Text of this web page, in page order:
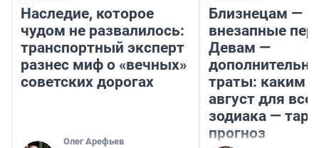
Наследие, которое
чудом не развалилось:
транспортный эксперт
разнес миф о «вечных»
советских дорогах
Олег Арефьев
Близнецам —
внезапные
Девам —
траты: каким
август для
зодиака —
прогноз